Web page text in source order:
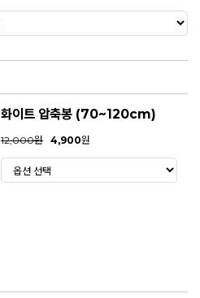
화이트 압축봉 (70~120cm)
12,000원 4,900원